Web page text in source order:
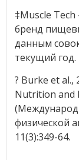
‡Muscle
бренд
данным
текущий год.
? Burke et
Nutrition and
физической
11(3):349-64.